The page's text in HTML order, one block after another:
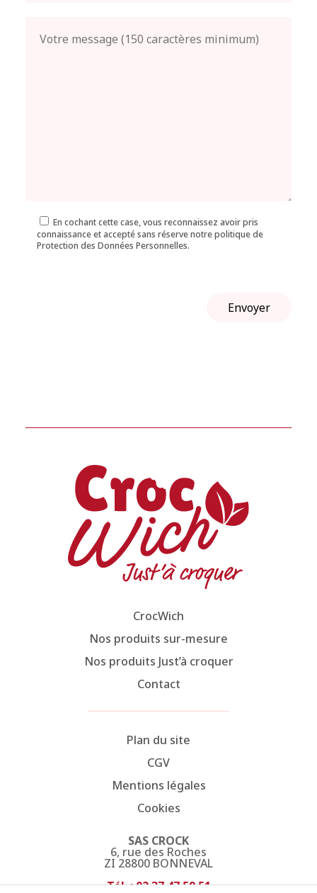
En cochant cette case, vous reconnaissez avoir pris
connaissance et accepté sans réserve notre politique de
Protection des Données Personnelles.
CrocWich
Nos produits sur-mesure
Nos produits Just’à croquer
Contact
Plan du site
CGV
Mentions légales
Cookies
SAS CROCK
6, rue des Roches
ZI 28800 BONNEVAL
Tél. : 02 37 47 59 51